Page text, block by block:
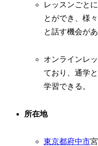
レッスンごと
とができ、様
と話す機会があ
オンラインレ
ており、通学
学習できる。
所在地
東京都府中市